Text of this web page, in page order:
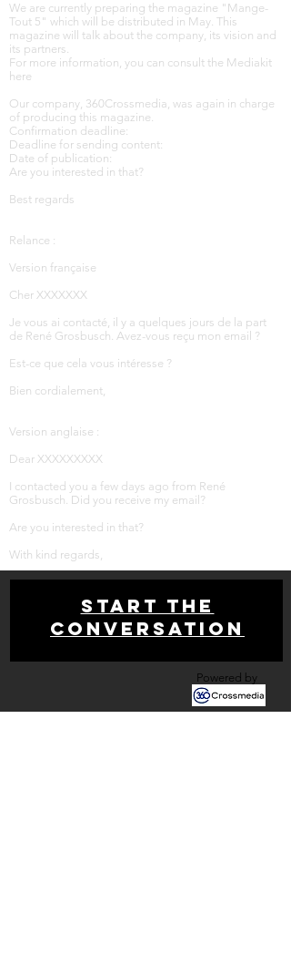
We are currently preparing the magazine "Mange-
Tout 5" which will be distributed in May. This
magazine will talk about the company, its vision and
its partners.
For more information, you can consult the Mediakit
here
Our company, 360Crossmedia, was again in charge
of producing this magazine.
Confirmation deadline:
Deadline for sending content:
Date of publication:
Are you interested in that?
Best regards
Relance :
Version française
Cher XXXXXXX
Je vous ai contacté, il y a quelques jours de la part
de René Grosbusch. Avez-vous reçu mon email ?
Est-ce que cela vous intéresse ?
Bien cordialement,
Version anglaise :
Dear XXXXXXXXX
I contacted you a few days ago from René
Grosbusch. Did you receive my email?
Are you interested in that?
With kind regards,
Start THE
conversation
Powered by